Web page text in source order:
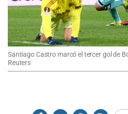
Santiago Castro marcó el tercer gol de
Reuters